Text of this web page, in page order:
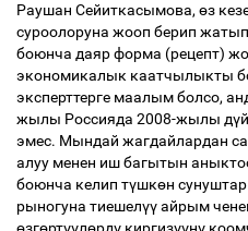
Раушан Сейиткасымова, өз
суроолоруна жооп берип
боюнча даяр форма (рецепт)
экономикалык каатчылыкты
эксперттерге маалым болсо,
жылы Россияда 2008-жылы дү
эмес. Мындай жагдайлардан
алуу менен иш багытын
боюнча келип түшкөн
рыногуна тиешелүүайрым